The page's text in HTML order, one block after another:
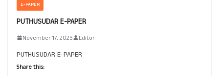
E-PAPER
PUTHUSUDAR E-PAPER
November 17, 2025 Editor
PUTHUSUDAR E-PAPER
Share this: